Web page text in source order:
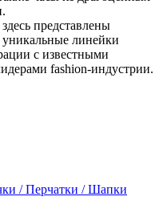
представлены
линейки
с известными
fashion-индустрии.
/ Перчатки / Шапки